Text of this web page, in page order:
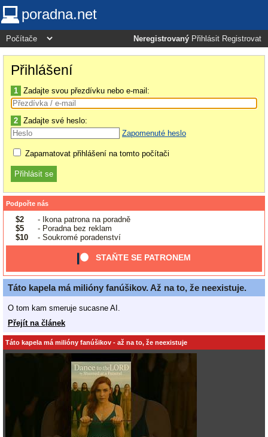
poradna.net
Neregistrovaný Přihlásit Registrovat
Přihlášení
1 Zadajte svou přezdívku nebo e-mail:
2 Zadajte své heslo:
Zapomenuté heslo
Zapamatovat přihlášení na tomto počítači
Podpořte nás
$2
- Ikona patrona na poradně
$5
- Poradna bez reklam
$10
- Soukromé poradenství
STAŇTE SE PATRONEM
Táto kapela má milióny fanúšikov. Až na to, že neexistuje.
O tom kam smeruje sucasne AI.
Přejít na článek
Táto kapela má milióny fanúšikov - až na to, že neexistuje